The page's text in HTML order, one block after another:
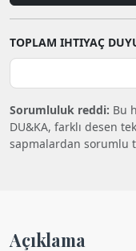
TOPLAM IHTIYAÇ
Sorumluluk reddi: Bu
DU&KA, farklı desen
sapmalardan sorumlu
Açıklama